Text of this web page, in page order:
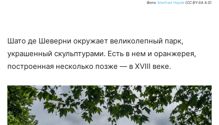
Фото: Manfred Heyde (CC BY-SA 4.0)
Шато де Шеверни окружает великолепный парк,
украшенный скульптурами. Есть в нем и оранжерея,
построенная несколько позже — в XVIII веке.